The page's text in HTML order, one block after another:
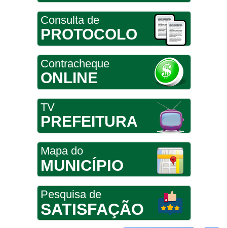
Consulta de
PROTOCOLO
Contracheque
ONLINE
TV
PREFEITURA
Mapa do
MUNICÍPIO
Pesquisa de
SATISFAÇÃO